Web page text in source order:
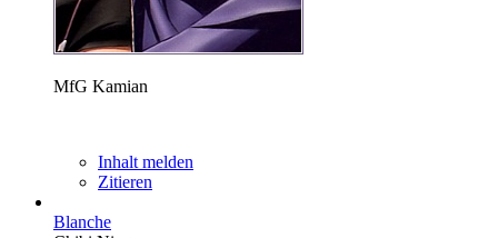
MfG Kamian
Inhalt melden
Zitieren
Blanche